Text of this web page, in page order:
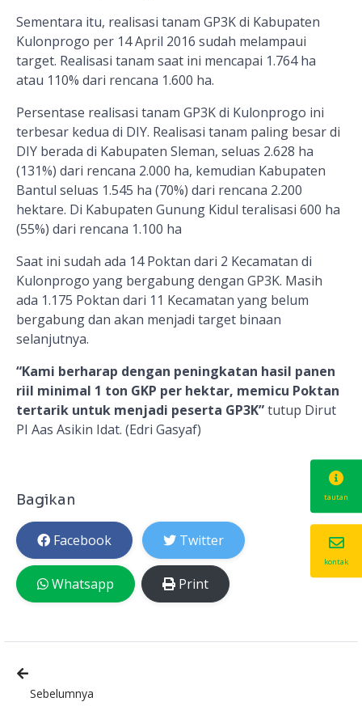
Sementara itu, realisasi tanam GP3K di Kabupaten
Kulonprogo per 14 April 2016 sudah melampaui
target. Realisasi tanam saat ini mencapai 1.764 ha
atau 110% dari rencana 1.600 ha.
Persentase realisasi tanam GP3K di Kulonprogo ini
terbesar kedua di DIY. Realisasi tanam paling besar di
DIY berada di Kabupaten Sleman, seluas 2.628 ha
(131%) dari rencana 2.000 ha, kemudian Kabupaten
Bantul seluas 1.545 ha (70%) dari rencana 2.200
hektare. Di Kabupaten Gunung Kidul teralisasi 600 ha
(55%) dari rencana 1.100 ha
Saat ini sudah ada 14 Poktan dari 2 Kecamatan di
Kulonprogo yang bergabung dengan GP3K. Masih
ada 1.175 Poktan dari 11 Kecamatan yang belum
bergabung dan akan menjadi target binaan
selanjutnya.
“Kami berharap dengan peningkatan hasil panen
riil minimal 1 ton GKP per hektar, memicu Poktan
tertarik untuk menjadi peserta GP3K”tutup Dirut
PI Aas Asikin Idat. (Edri Gasyaf)
Bagikan
Facebook Twitter
Whatsapp Print
Sebelumnya
tautan
kontak